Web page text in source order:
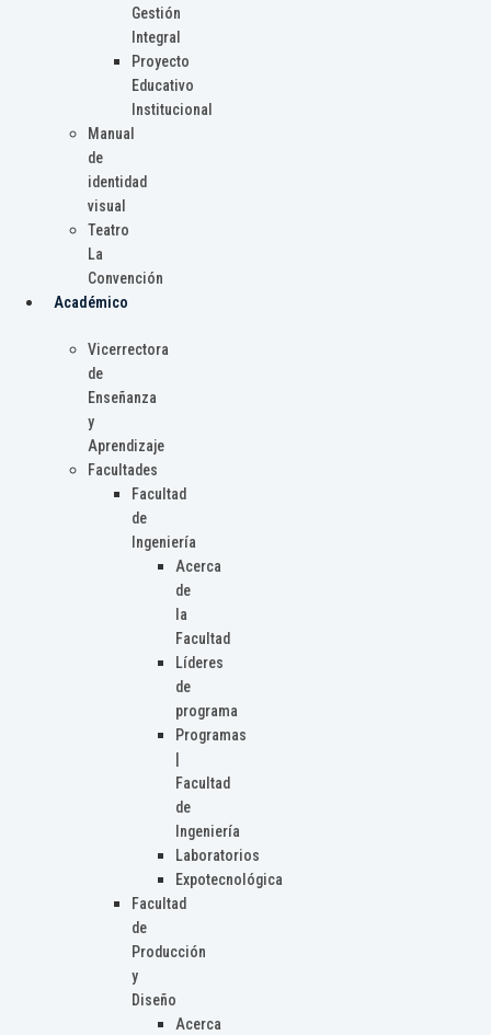
Gestión
Integral
Proyecto
Educativo
Institucional
Manual
de
identidad
visual
Teatro
La
Convención
Académico
Vicerrectora
de
Enseñanza
y
Aprendizaje
Facultades
Facultad
de
Ingeniería
Acerca
de
la
Facultad
Líderes
de
programa
Programas
Facultad
de
Ingeniería
Laboratorios
Expotecnológica
Facultad
de
Producción
y
Diseño
Acerca